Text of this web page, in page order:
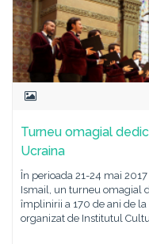
Turneu omagial
Ucraina
În perioada 21-24 mai
Ismail, un turneu omagial
împlinirii a 170 de ani de
organizat de Institutul